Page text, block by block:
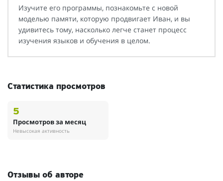
Изучите его программы, познакомьте с новой
моделью памяти, которую продвигает Иван, и вы
удивитесь тому, насколько легче станет процесс
изучения языков и обучения в целом.
Статистика просмотров
5
Просмотров за месяц
Невысокая активность
Отзывы об авторе